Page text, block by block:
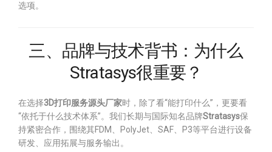
选项。
三、品牌与技术背书：为什么
Stratasys很重要？
在选择3D打印服务源头厂家时，除了看“能打印什么”，更要看
“依托于什么技术体系”。我们长期与国际知名品牌Stratasys保
持紧密合作，围绕其FDM、PolyJet、SAF、P3等平台进行设备
研发、应用拓展与服务输出。